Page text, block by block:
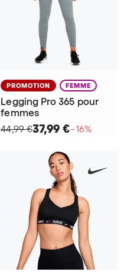
PROMOTION FEMME
Legging Pro 365 pour
femmes
44,99 €37,99 €−16%